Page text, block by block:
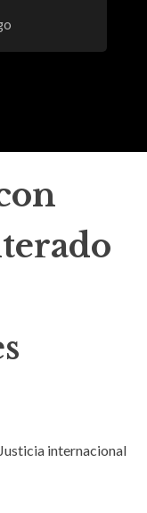
internacional